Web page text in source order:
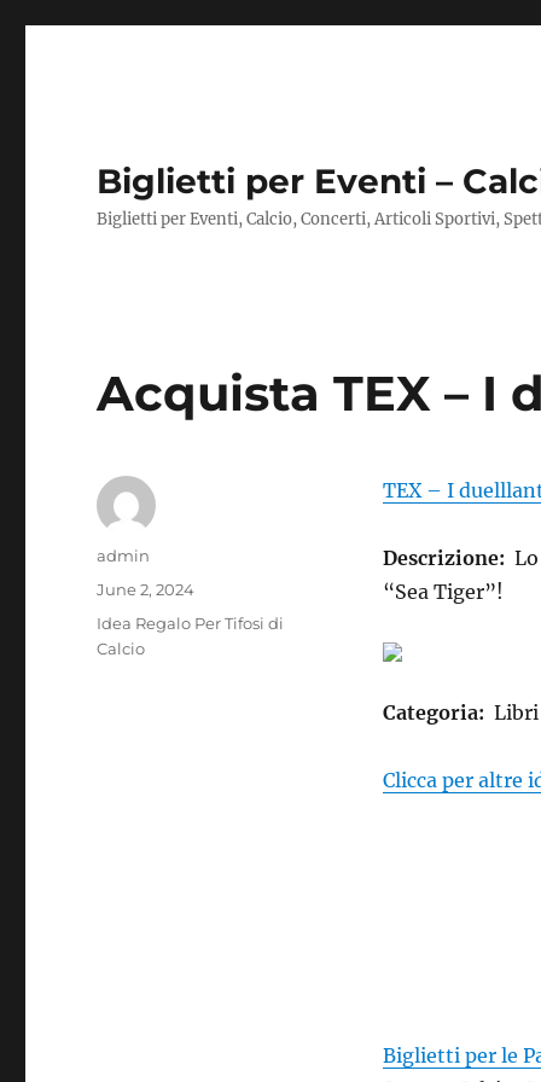
Biglietti per Eventi –
Biglietti per Eventi, Calcio, Concerti, Articoli Sportivi,
Acquista TEX – I
TEX – I
Descrizione:
“Sea Tiger”!
Categoria: Libri
Clicca per altre
Biglietti per le
Author
admin
Posted
on
June 2, 2024
Categories
Idea Regalo Per Tifosi di
Calcio